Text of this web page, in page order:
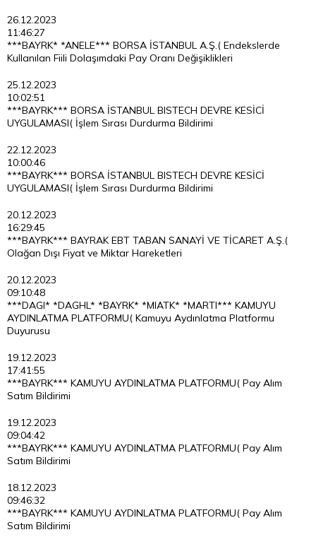
26.12.2023
11:46:27
***BAYRK* *ANELE*** BORSA İSTANBUL A.Ş.( Endekslerde
Kullanılan Fiili Dolaşımdaki Pay Oranı Değişiklikleri
25.12.2023
10:02:51
***BAYRK*** BORSA İSTANBUL BISTECH DEVRE KESİCİ
UYGULAMASI( İşlem Sırası Durdurma Bildirimi
22.12.2023
10:00:46
***BAYRK*** BORSA İSTANBUL BISTECH DEVRE KESİCİ
UYGULAMASI( İşlem Sırası Durdurma Bildirimi
20.12.2023
16:29:45
***BAYRK*** BAYRAK EBT TABAN SANAYİ VE TİCARET A.Ş.(
Olağan Dışı Fiyat ve Miktar Hareketleri
20.12.2023
09:10:48
***DAGI* *DAGHL* *BAYRK* *MIATK* *MARTI*** KAMUYU
AYDINLATMA PLATFORMU( Kamuyu Aydınlatma Platformu
Duyurusu
19.12.2023
17:41:55
***BAYRK*** KAMUYU AYDINLATMA PLATFORMU( Pay Alım
Satım Bildirimi
19.12.2023
09:04:42
***BAYRK*** KAMUYU AYDINLATMA PLATFORMU( Pay Alım
Satım Bildirimi
18.12.2023
09:46:32
***BAYRK*** KAMUYU AYDINLATMA PLATFORMU( Pay Alım
Satım Bildirimi